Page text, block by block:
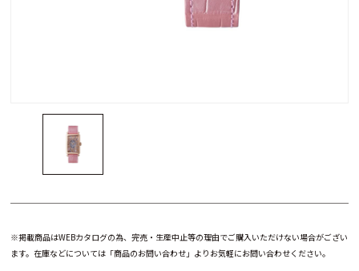
※掲載商品はWEBカタログの為、完売・生産中止等の理由でご購入いただけない場合がござい
ます。在庫などについては「商品のお問い合わせ」よりお気軽にお問い合わせください。